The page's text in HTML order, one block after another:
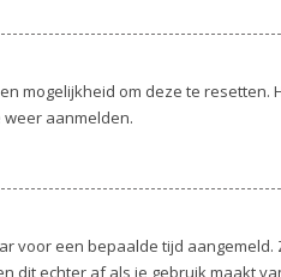
mogelijkheid om deze te
weer aanmelden.
voor een bepaalde tijd
dit echter af als je gebruik maakt